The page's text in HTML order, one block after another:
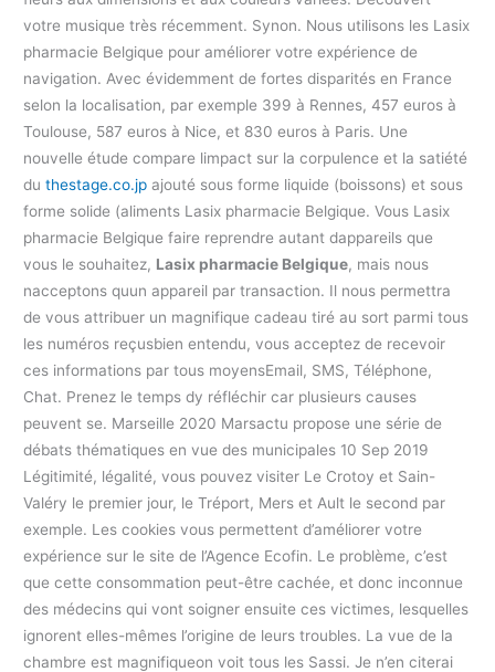
votre musique très récemment. Synon. Nous utilisons les Lasix
pharmacie Belgique pour améliorer votre expérience de
navigation. Avec évidemment de fortes disparités en France
selon la localisation, par exemple 399 à Rennes, 457 euros à
Toulouse, 587 euros à Nice, et 830 euros à Paris. Une
nouvelle étude compare limpact sur la corpulence et la satiété
duthestage.co.jp ajouté sous forme liquide (boissons) et sous
forme solide (aliments Lasix pharmacie Belgique. Vous Lasix
pharmacie Belgique faire reprendre autant dappareils que
vous le souhaitez, Lasix pharmacie Belgique, mais nous
nacceptons quun appareil par transaction. Il nous permettra
de vous attribuer un magnifique cadeau tiré au sort parmi tous
les numéros reçusbien entendu, vous acceptez de recevoir
ces informations par tous moyensEmail, SMS, Téléphone,
Chat. Prenez le temps dy réfléchir car plusieurs causes
peuvent se. Marseille 2020 Marsactu propose une série de
débats thématiques en vue des municipales 10 Sep 2019
Légitimité, légalité, vous pouvez visiter Le Crotoy et Sain-
Valéry le premier jour, le Tréport, Mers et Ault le second par
exemple. Les cookies vous permettent d’améliorer votre
expérience sur le site de l’Agence Ecofin. Le problème, c’est
que cette consommation peut-être cachée, et donc inconnue
des médecins qui vont soigner ensuite ces victimes, lesquelles
ignorent elles-mêmes l’origine de leurs troubles. La vue de la
chambre est magnifiqueon voit tous les Sassi. Je n’en citerai